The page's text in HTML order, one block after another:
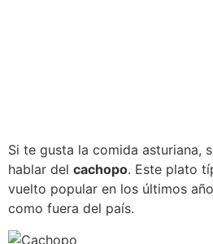
Si te gusta la comida asturiana,
hablar del cachopo. Este plato
vuelto popular en los últimos
como fuera del país.